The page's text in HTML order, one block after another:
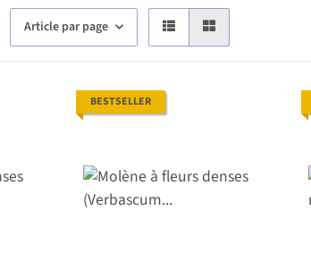
Article par page
BESTSELLER